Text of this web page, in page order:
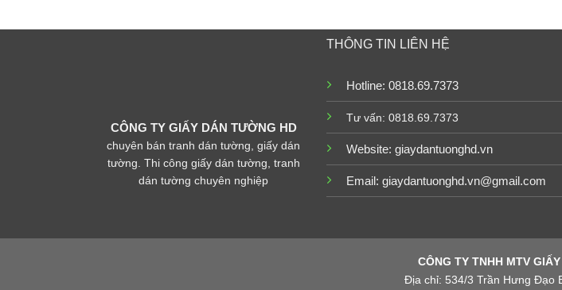
CÔNG TY GIẤY DÁN TƯỜNG HD
chuyên bán tranh dán tường, giấy dán
tường. Thi công giấy dán tường, tranh
dán tường chuyên nghiệp
THÔNG TIN LIÊN HỆ
Hotline: 0818.69.7373
Tư vấn: 0818.69.7373
Website: giaydantuonghd.vn
Email: giaydantuonghd.vn@gmail.com
CÔNG TY TNHH MTV
Địa chỉ: 534/3 Trần Hưng Đạo